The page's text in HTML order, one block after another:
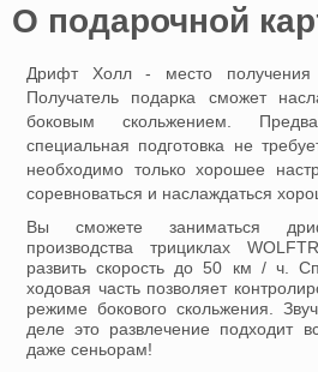
O подарочной
Дрифт Холл - место получения
Получатель подарка сможет
боковым скольжением.
специальная подготовка не
необходимо только хорошее
соревноваться и наслаждаться
Вы сможете заниматься
производства трициклах
развить скорость до 50 км / ч.
ходовая часть позволяет
режиме бокового скольжения.
деле это развлечение подходит
даже сеньорам!